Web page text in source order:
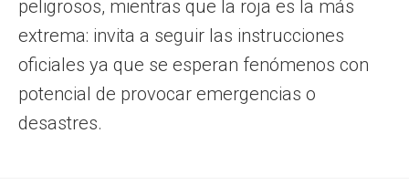
peligrosos, mientras que la roja es la más
extrema: invita a seguir las instrucciones
oficiales ya que se esperan fenómenos con
potencial de provocar emergencias o
desastres.